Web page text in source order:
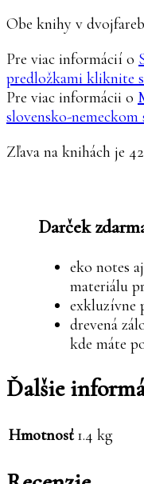
Obe knihy v
Pre viac informácií o
predložkami kliknite
Pre viac informácii o
slovensko-
Zľava na knihách je
Darček
eko notes
materiálu
exkluzívne
drevená
kde máte
Ďalšie
Hmotnosť 1.4 kg